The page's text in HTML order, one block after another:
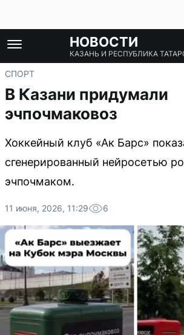
НОВОСТИ
КАЗАНЬ И РЕСПУБЛИКА
СПОРТ
В Казани придумали
эчпочмаковоз
Хоккейный клуб «Ак Барс»
сгенерированный нейросетью
эчпочмаком.
11 июня, 2026, 11:29 6